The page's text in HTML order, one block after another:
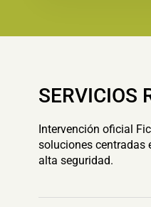
SERVICIOS
Intervención oficial
soluciones centradas
alta seguridad.